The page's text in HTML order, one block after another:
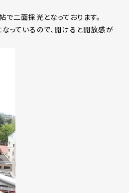
二面採光となっております。
なっているので、開けると開放感が